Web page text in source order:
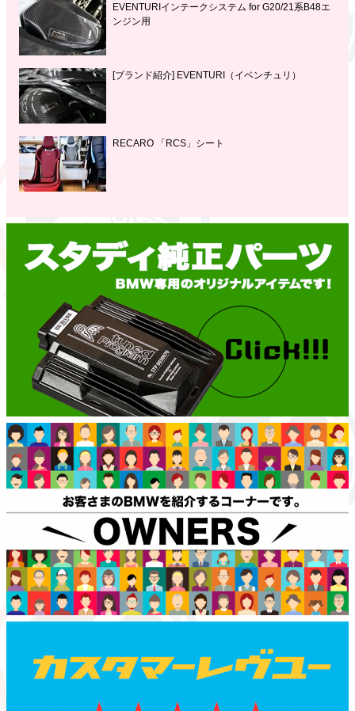
EVENTURIインテークシステム for G20/21系B48エ
ンジン用
[ブランド紹介] EVENTURI（イベンチュリ）
RECARO 「RCS」シート